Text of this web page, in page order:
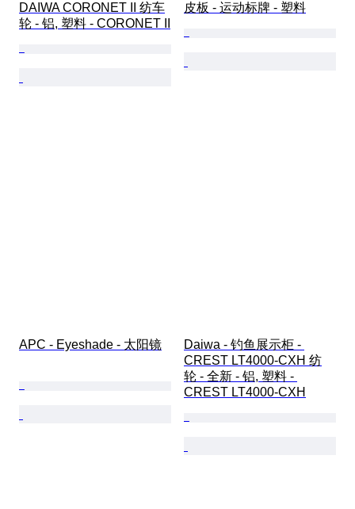
DAIWA CORONET II 纺车
轮 - 铝, 塑料 - CORONET II
皮板 - 运动标牌 - 塑料
APC - Eyeshade - 太阳镜
Daiwa - 钓鱼展示柜 -
CREST LT4000-CXH 纺
轮 - 全新 - 铝, 塑料 -
CREST LT4000-CXH